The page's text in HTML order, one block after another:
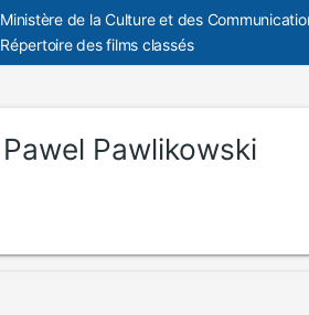
Ministère de la Culture et des
Répertoire des films classés
Pawel Pawlikowski